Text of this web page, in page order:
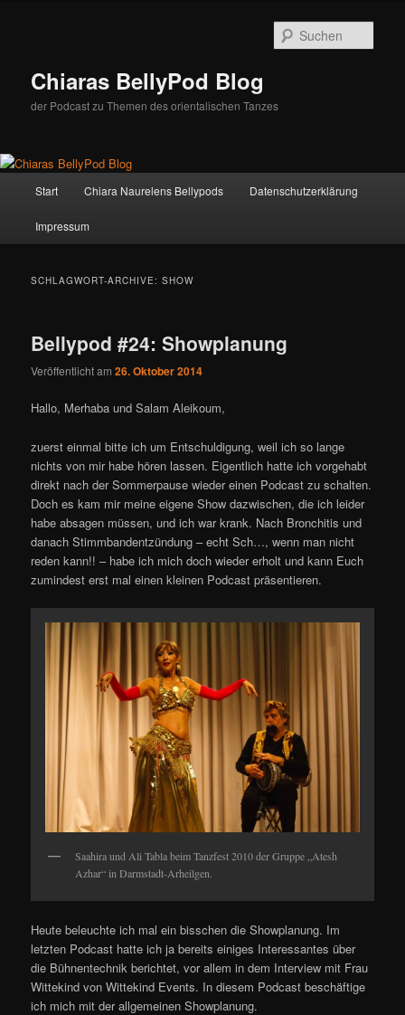
Chiaras BellyPod Blog
der Podcast zu Themen des orientalischen Tanzes
Start Chiara Naurelens Bellypods Datenschutzerklärung
Impressum
SCHLAGWORT-ARCHIVE:SHOW
Bellypod #24: Showplanung
Veröffentlicht am26. Oktober 2014
Hallo, Merhaba und Salam Aleikoum,
zuerst einmal bitte ich um Entschuldigung, weil ich so lange
nichts von mir habe hören lassen. Eigentlich hatte ich vorgehabt
direkt nach der Sommerpause wieder einen Podcast zu schalten.
Doch es kam mir meine eigene Show dazwischen, die ich leider
habe absagen müssen, und ich war krank. Nach Bronchitis und
danach Stimmbandentzündung – echt Sch…, wenn man nicht
reden kann!! – habe ich mich doch wieder erholt und kann Euch
zumindest erst mal einen kleinen Podcast präsentieren.
Saahira und Ali Tabla beim Tanzfest 2010 der Gruppe „Atesh
Azhar“ in Darmstadt-Arheilgen.
Heute beleuchte ich mal ein bisschen die Showplanung. Im
letzten Podcast hatte ich ja bereits einiges Interessantes über
die Bühnentechnik berichtet, vor allem in dem Interview mit Frau
Wittekind von Wittekind Events. In diesem Podcast beschäftige
ich mich mit der allgemeinen Showplanung.